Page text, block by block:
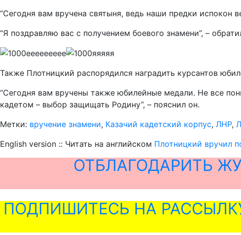
“Сегодня вам вручена святыня, ведь наши предки испокон
“Я поздравляю вас с получением боевого знамени”, –
Также Плотницкий распорядился наградить курсантов
“Сегодня вам вручены также юбилейные медали. Не все
кадетом – выбор защищать Родину”, – пояснил он.
Метки: вручение знамени, Казачий кадетский корпус, ЛНР,
English version :: Читать на английском Плотницкий вручил
ОТБЛАГОДАРИТЬ
ПОДПИШИТЕСЬ НА